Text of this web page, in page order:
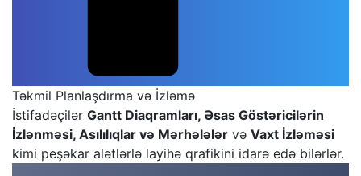
Təkmil Planlaşdırma və İzləmə
İstifadəçilər Gantt Diaqramları, Əsas Göstəricilərin
İzlənməsi, Asılılıqlar və Mərhələlər və Vaxt İzləməsi
kimi peşəkar alətlərlə layihə qrafikini idarə edə bilərlər.